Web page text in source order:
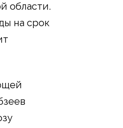
области.
на срок